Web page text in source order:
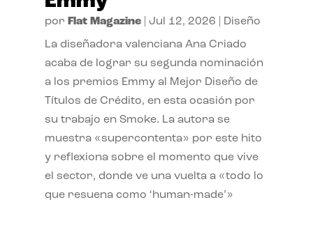
por Flat Magazine| Jul 12, 2026 Diseño
La diseñadora valenciana Ana Criado
acaba de lograr su segunda nominación
a los premios Emmy al Mejor Diseño de
Títulos de Crédito, en esta ocasión por
su trabajo en Smoke. La autora se
muestra «supercontenta» por este hito
y reflexiona sobre el momento que vive
el sector, donde ve una vuelta a «todo lo
que resuena como ‘human-made’»